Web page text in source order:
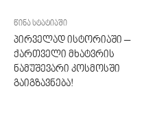
წინა სტატიაში
პირველად ისტორიაში –
ქართველი მხატვრის
ნამუშევარი კოსმოსში
გაიგზავნება!